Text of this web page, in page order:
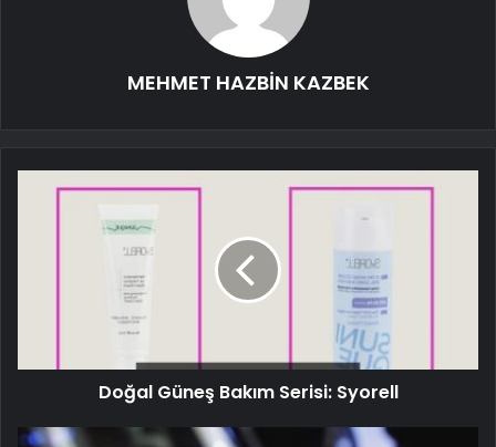
MEHMET HAZBİN KAZBEK
Doğal Güneş Bakım Serisi: Syorell